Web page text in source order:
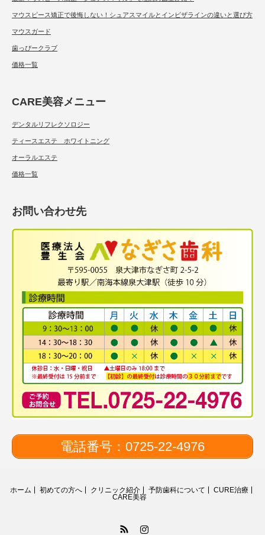
マウスピース矯正で後悔しない！シュアスマイルとインビザラインの違いと選び方
マウスガード
歯っぴークラブ
価格一覧
CARE美容メニュー
デンタルリフレクソロジー
ティースエステ ホワイトニング
オーラルエステ
価格一覧
お問い合わせ先
電話番号：0725-22-4976
ホーム 初めての方へ クリニック紹介 予防歯科について
CURE治療
CARE美容